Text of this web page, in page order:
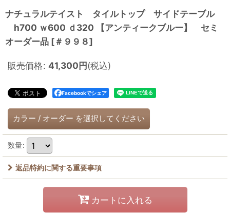
ナチュラルテイスト タイルトップ サイドテーブル
h700 ｗ600 ｄ320 【アンティークブルー】 セミ
オーダー品 [＃９９８]
販売価格: 41,300円(税込)
Facebookでシェア
カラー / オーダー を選択してください
数量:
返品特約に関する重要事項
カートに入れる